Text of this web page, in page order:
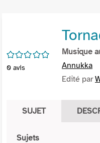
/5
0 avis
Musique
Annukka
Edité par
SUJET
Sujets